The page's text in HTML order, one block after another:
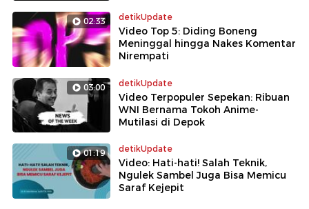
02:33 detikUpdate
Video Top 5: Diding Boneng
Meninggal hingga Nakes Komentar
Nirempati
03:00 detikUpdate
Video Terpopuler Sepekan: Ribuan
WNI Bernama Tokoh Anime-
Mutilasi di Depok
01:19 detikUpdate
Video: Hati-hati! Salah Teknik,
Ngulek Sambel Juga Bisa Memicu
Saraf Kejepit